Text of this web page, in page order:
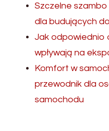
Szczelne
dla budujących
Jak odpowiednio
wpływają na
Komfort w
przewodnik dla
samochodu